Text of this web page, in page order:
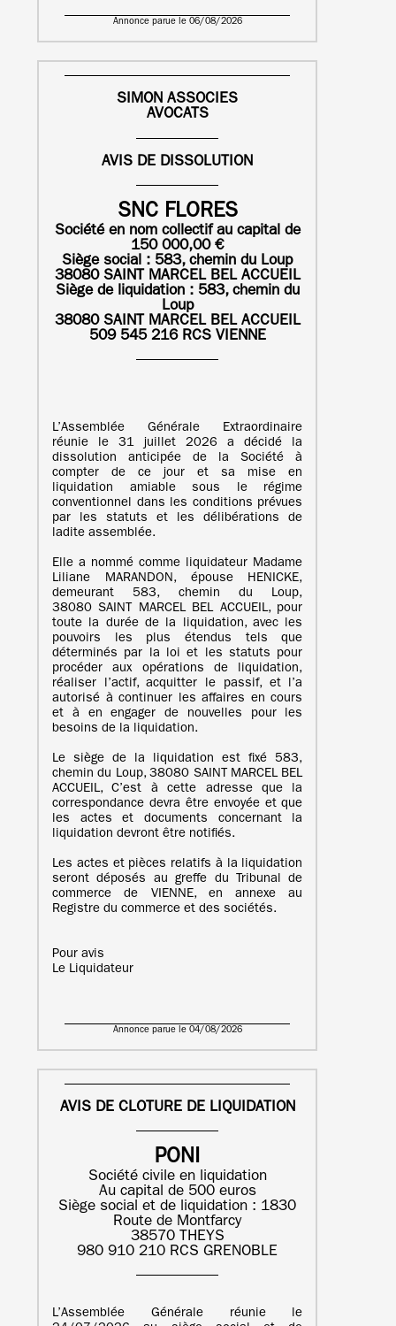
Annonce parue le 06/08/2026
SIMON ASSOCIES
AVOCATS
AVIS DE DISSOLUTION
SNC FLORES
Société en nom collectif au capital de
150 000,00 €
Siège social : 583, chemin du Loup
38080 SAINT MARCEL BEL ACCUEIL
Siège de liquidation : 583, chemin du
Loup
38080 SAINT MARCEL BEL ACCUEIL
509 545 216 RCS VIENNE
L’Assemblée Générale Extraordinaire
réunie le 31 juillet 2026 a décidé la
dissolution anticipée de la Société à
compter de ce jour et sa mise en
liquidation amiable sous le régime
conventionnel dans les conditions prévues
par les statuts et les délibérations de
ladite assemblée.
Elle a nommé comme liquidateur Madame
Liliane MARANDON, épouse HENICKE,
demeurant 583, chemin du Loup,
38080 SAINT MARCEL BEL ACCUEIL, pour
toute la durée de la liquidation, avec les
pouvoirs les plus étendus tels que
déterminés par la loi et les statuts pour
procéder aux opérations de liquidation,
réaliser l’actif, acquitter le passif, et l’a
autorisé à continuer les affaires en cours
et à en engager de nouvelles pour les
besoins de la liquidation.
Le siège de la liquidation est fixé 583,
chemin du Loup, 38080 SAINT MARCEL BEL
ACCUEIL, C’est à cette adresse que la
correspondance devra être envoyée et que
les actes et documents concernant la
liquidation devront être notifiés.
Les actes et pièces relatifs à la liquidation
seront déposés au greffe du Tribunal de
commerce de VIENNE, en annexe au
Registre du commerce et des sociétés.
Pour avis
Le Liquidateur
Annonce parue le 04/08/2026
AVIS DE CLOTURE DE LIQUIDATION
PONI
Société civile en liquidation
Au capital de 500 euros
Siège social et de liquidation : 1830
Route de Montfarcy
38570 THEYS
980 910 210 RCS GRENOBLE
L’Assemblée Générale réunie le